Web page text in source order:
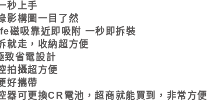
秒上手
影構圖一目了然
磁吸靠近即吸附 一秒即拆裝
就走，收納超方便
致省電設計
拍攝超方便
好攜帶
器可更換CR電池，超商就能買到，非常方便